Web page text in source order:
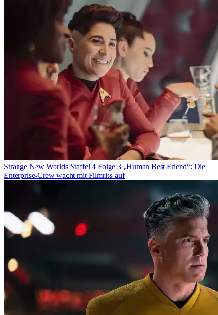
Strange New Worlds Staffel 4 Folge 3 „Human Best Friend“: Die
Enterprise-Crew wacht mit Filmriss auf